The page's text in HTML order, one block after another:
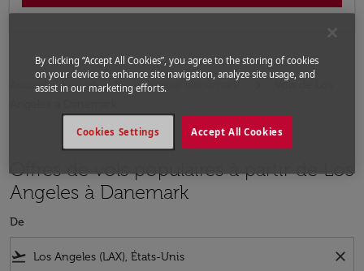
Accueil Vols Vols pour Danemark
Vols de Los
Offres de vols populaires à partir de Los
Angeles à Danemark
De
flight_takeoff close
By clicking “Accept All Cookies”, you agree to the storing of cookies
on your device to enhance site navigation, analyze site usage, and
assist in our marketing efforts.
Accept All Cookies
Cookies Settings